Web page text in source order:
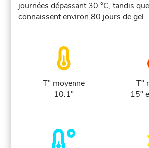
journées dépassant 30 °C, tandis
connaissent environ 80 jours de gel.
T° moyenne
10.1°
T°
15°